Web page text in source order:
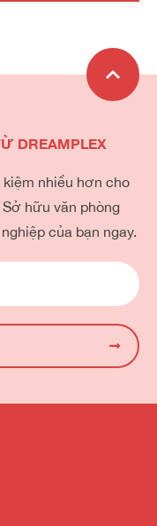
DREAMPLEX
nhiều hơn cho
hữu văn phòng
của bạn ngay.